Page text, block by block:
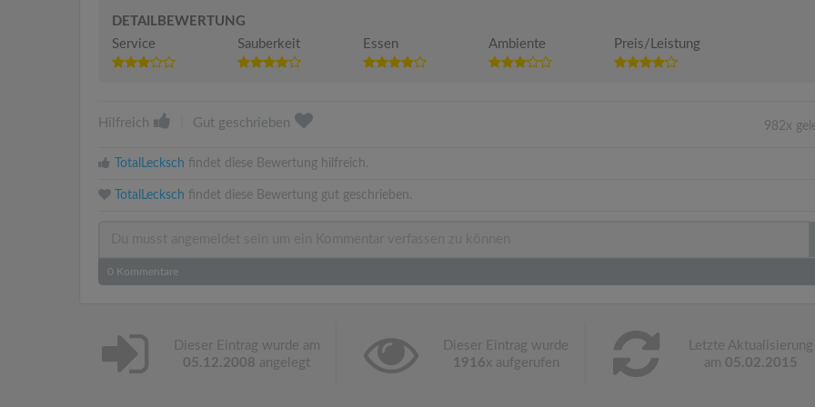
DETAILBEWERTUNG
Service
Sauberkeit Essen Ambiente Preis/Leistung
Hilfreich Gut geschrieben 982x
TotalLecksch findet diese Bewertung hilfreich.
TotalLecksch findet diese Bewertung gut geschrieben.
0 Kommentare
Dieser Eintrag wurde am
05.12.2008 angelegt
Dieser Eintrag wurde
1916x aufgerufen
Letzte Aktualisierung
am 05.02.2015